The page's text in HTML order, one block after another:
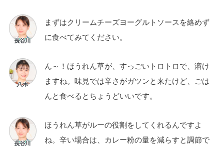
まずはクリームチーズヨーグルトソースを絡めず
に食べてみてください。
ん～！ほうれん草が、すっごいトロトロで、溶け
ますね。味見では辛さがガツンと来たけど、ごは
んと食べるとちょうどいいです。
ほうれん草がルーの役割をしてくれるんですよ
ね。辛い場合は、カレー粉の量を減らすと調節で